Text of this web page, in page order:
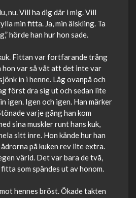
nu. Vill ha dig där i mig. Vill
min fitta. Ja, min älskling. Ta
hörde han hur hon sade.
Fittan var fortfarande trång
hon var så våt att det inte var
in i henne. Låg ovanpå och
först dra sig ut och sedan lite
igen. Igen och igen. Han märker
varje gång han kom
sina muskler runt hans kuk,
sitt inre. Hon kände hur han
på kuken rev lite extra.
värld. Det var bara de två,
som spändes ut av honom.
hennes bröst. Ökade takten